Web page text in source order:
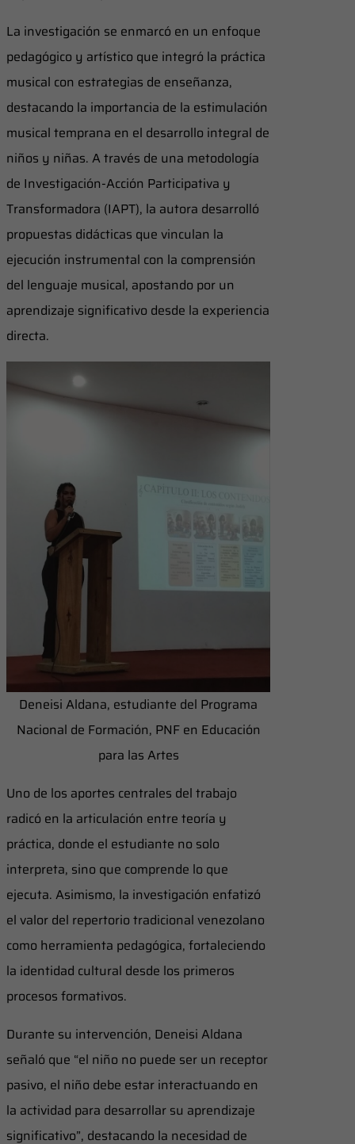
La investigación se enmarcó en un enfoque
pedagógico y artístico que integró la práctica
musical con estrategias de enseñanza,
destacando la importancia de la estimulación
musical temprana en el desarrollo integral de
niños y niñas. A través de una metodología
de Investigación-Acción Participativa y
Transformadora (IAPT), la autora desarrolló
propuestas didácticas que vinculan la
ejecución instrumental con la comprensión
del lenguaje musical, apostando por un
aprendizaje significativo desde la experiencia
directa.
Deneisi Aldana, estudiante del Programa
Nacional de Formación, PNF en Educación
para las Artes
Uno de los aportes centrales del trabajo
radicó en la articulación entre teoría y
práctica, donde el estudiante no solo
interpreta, sino que comprende lo que
ejecuta. Asimismo, la investigación enfatizó
el valor del repertorio tradicional venezolano
como herramienta pedagógica, fortaleciendo
la identidad cultural desde los primeros
procesos formativos.
Durante su intervención, Deneisi Aldana
señaló que “el niño no puede ser un receptor
pasivo, el niño debe estar interactuando en
la actividad para desarrollar su aprendizaje
significativo”, destacando la necesidad de